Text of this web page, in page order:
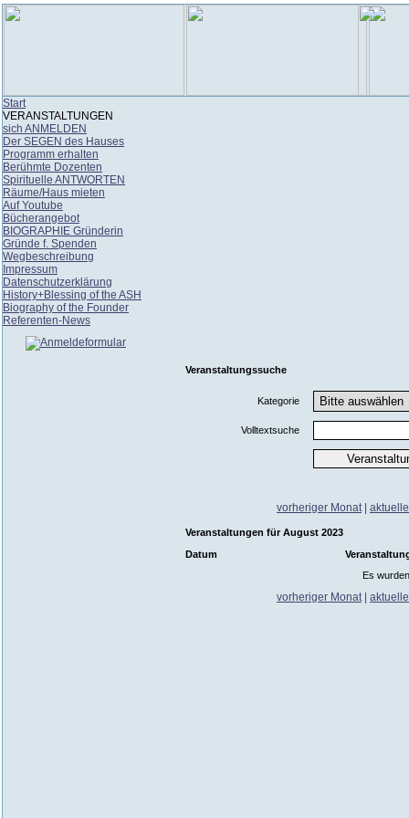
Start
VERANSTALTUNGEN
sich ANMELDEN
Der SEGEN des Hauses
Programm erhalten
Berühmte Dozenten
Spirituelle ANTWORTEN
Räume/Haus mieten
Auf Youtube
Bücherangebot
BIOGRAPHIE Gründerin
Gründe f. Spenden
Wegbeschreibung
Impressum
Datenschutzerklärung
History+Blessing of the ASH
Biography of the Founder
Referenten-News
Veranstaltungssuche
Kategorie
Volltextsuche
vorheriger Monat|
Veranstaltungen für August 2023
Datum
Es
vorheriger Monat|